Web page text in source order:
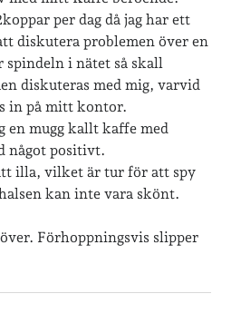
per dag då jag har ett
diskutera problemen över en
spindeln i nätet så skall
diskuteras med mig, varvid
in på mitt kontor.
en mugg kallt kaffe med
något positivt.
illa, vilket är tur för att spy
kan inte vara skönt.
Förhoppningsvis slipper